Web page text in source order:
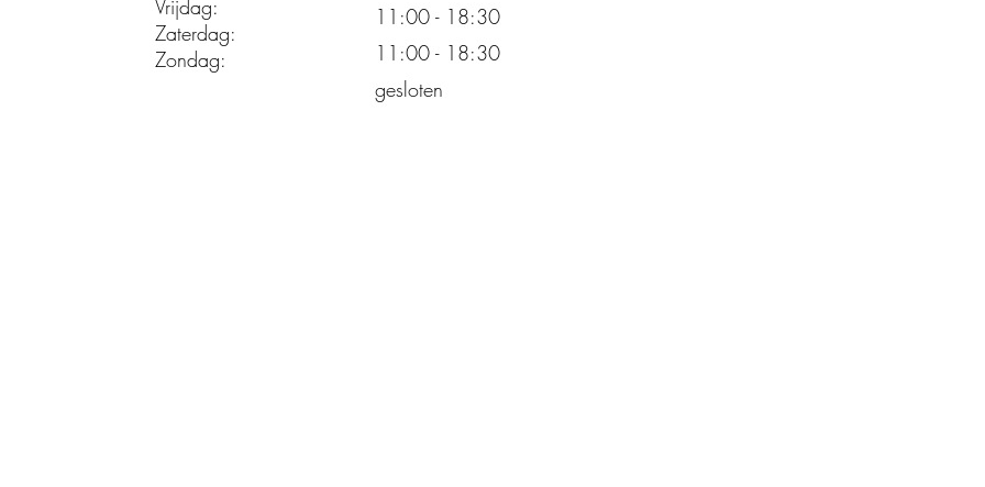
Vrijdag:
Zaterdag:
Zondag:
11:00 - 18:30
11:00 - 18:30
gesloten